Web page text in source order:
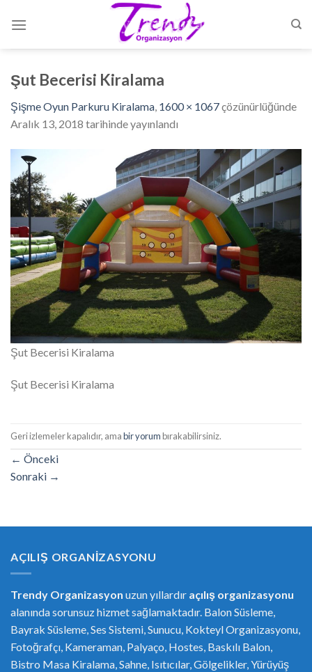
Şut Becerisi Kiralama
Şişme Oyun Parkuru Kiralama, 1600 × 1067çözünürlüğünde
Aralık 13, 2018 tarihinde yayınlandı
Şut Becerisi Kiralama
Şut Becerisi Kiralama
Geri izlemeler kapalıdır, amabir yorumbırakabilirsiniz.
← Önceki
Sonraki →
AÇILIŞ ORGANIZASYONU
Trendy Organizasyon uzun yıllardır açılış organizasyonu
alanında sorunsuz hizmet sağlamaktadır. Balon Süsleme,
Bayrak Süsleme, Ses Sistemi, Sunucu, Kokteyl Organizasyonu,
Fotoğrafçı, Kameraman, Palyaço, Hostes, Baskılı Balon,
Bistro Masa Kiralama, Sahne, Isıtıcılar, Gölgelikler, Yürüyüş